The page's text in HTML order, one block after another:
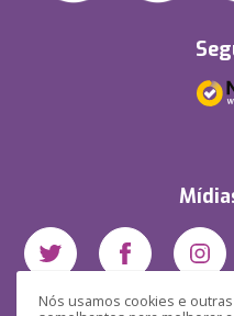
Nós usamos cookies e